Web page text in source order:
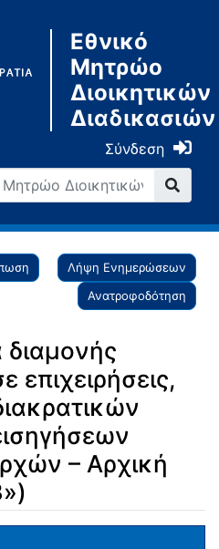
Εθνικό
Μητρώο
Διοικητικών
Διαδικασιών
Σύνδεση
Λήψη Ενημερώσεων
Ανατροφοδότηση
διαμονής
επιχειρήσεις,
– Αρχική